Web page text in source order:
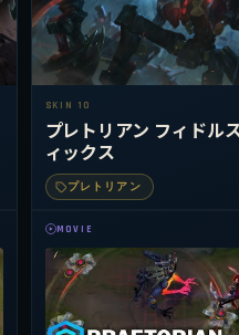
SKIN 10
プレトリアン フィドル
ィックス
プレトリアン
MOVIE